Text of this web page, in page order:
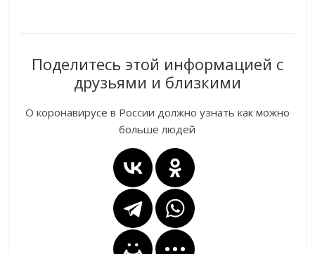
Поделитесь этой информацией с
друзьями и близкими
О коронавирусе в России должно узнать как можно
больше людей